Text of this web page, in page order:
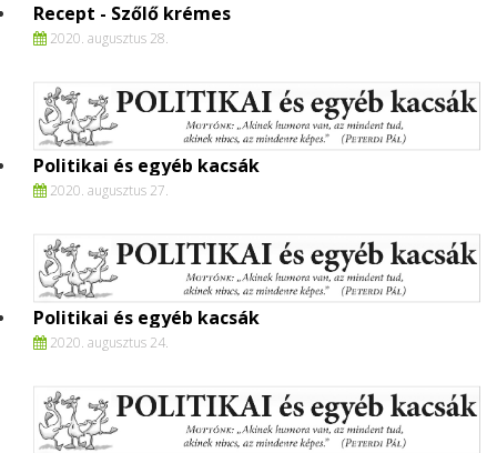
Recept - Szőlő krémes
2020. augusztus 28.
Politikai és egyéb kacsák
2020. augusztus 27.
Politikai és egyéb kacsák
2020. augusztus 24.